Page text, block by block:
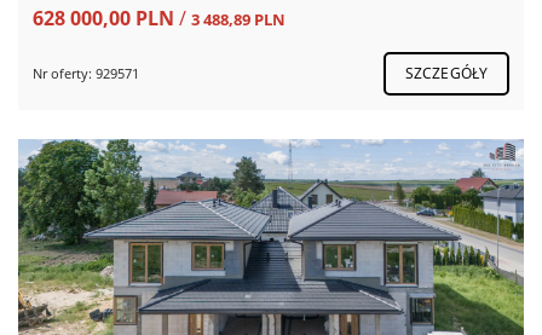
628 000,00 PLN / 3 488,89 PLN
Nr oferty: 929571 SZCZEGÓŁY